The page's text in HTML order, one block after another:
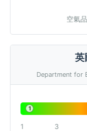
空氣
英
Department for
1
1 3